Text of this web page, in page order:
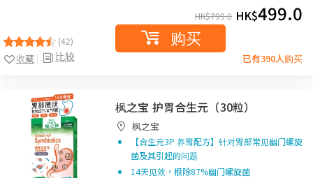
(42)
比较
收藏
HK$799.0 HK$499.0
购买
已有390人购买
枫之宝 护胃合生元（30粒）
枫之宝
【合生元3P 养胃配方】针对胃部常见幽门螺旋
菌及其引起的问题
14天见效，根除87%幽门螺旋菌